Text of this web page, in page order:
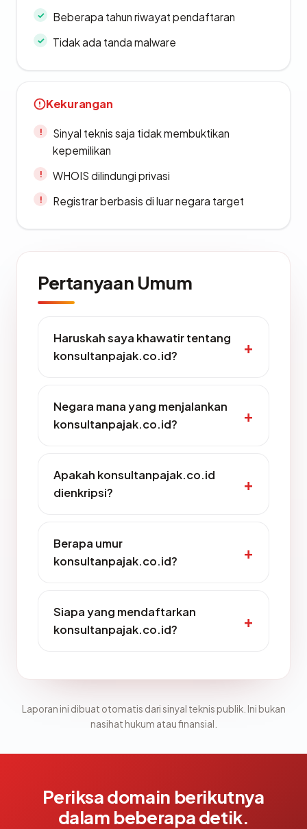
Beberapa tahun riwayat pendaftaran
Tidak ada tanda malware
Kekurangan
Sinyal teknis saja tidak membuktikan
kepemilikan
WHOIS dilindungi privasi
Registrar berbasis di luar negara target
Pertanyaan Umum
Haruskah saya khawatir tentang
konsultanpajak.co.id?
Negara mana yang menjalankan
konsultanpajak.co.id?
Apakah konsultanpajak.co.id
dienkripsi?
Berapa umur
konsultanpajak.co.id?
Siapa yang mendaftarkan
konsultanpajak.co.id?
Laporan ini dibuat otomatis dari sinyal teknis publik. Ini bukan
nasihat hukum atau finansial.
Periksa domain berikutnya
dalam beberapa detik.